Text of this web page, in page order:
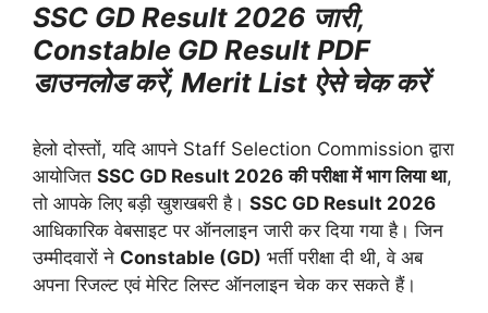
SSC GD Result 2026 जारी,
Constable GD Result PDF
डाउनलोड करें, Merit List ऐसे चेक करें
हेलो दोस्तों, यदि आपने Staff Selection Commission द्वारा
आयोजित SSC GD Result 2026 की परीक्षा में भाग लिया था,
तो आपके लिए बड़ी खुशखबरी है। SSC GD Result 2026
आधिकारिक वेबसाइट पर ऑनलाइन जारी कर दिया गया है। जिन
उम्मीदवारों ने Constable (GD) भर्ती परीक्षा दी थी, वे अब
अपना रिजल्ट एवं मेरिट लिस्ट ऑनलाइन चेक कर सकते हैं।